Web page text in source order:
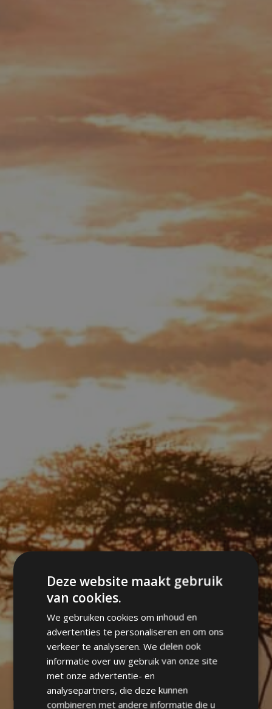
Deze website maakt gebruik
van cookies.
We gebruiken cookies om inhoud en
advertenties te personaliseren en om ons
verkeer te analyseren. We delen ook
informatie over uw gebruik van onze site
met onze advertentie- en
analysepartners, die deze kunnen
combineren met andere informatie die u